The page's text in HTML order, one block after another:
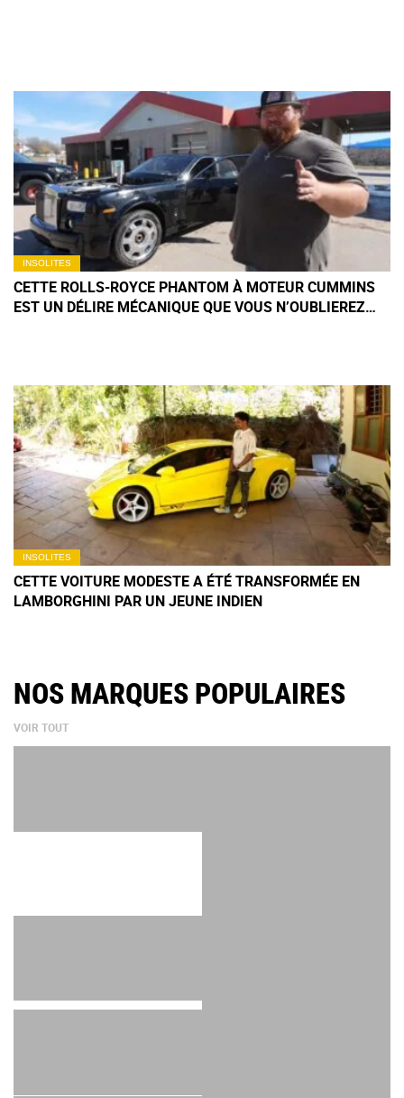
INSOLITES
CETTE ROLLS-ROYCE PHANTOM À MOTEUR CUMMINS
EST UN DÉLIRE MÉCANIQUE QUE VOUS N’OUBLIEREZ
INSOLITES
CETTE VOITURE MODESTE A ÉTÉ TRANSFORMÉE EN
LAMBORGHINI PAR UN JEUNE INDIEN
NOS MARQUES POPULAIRES
VOIR TOUT